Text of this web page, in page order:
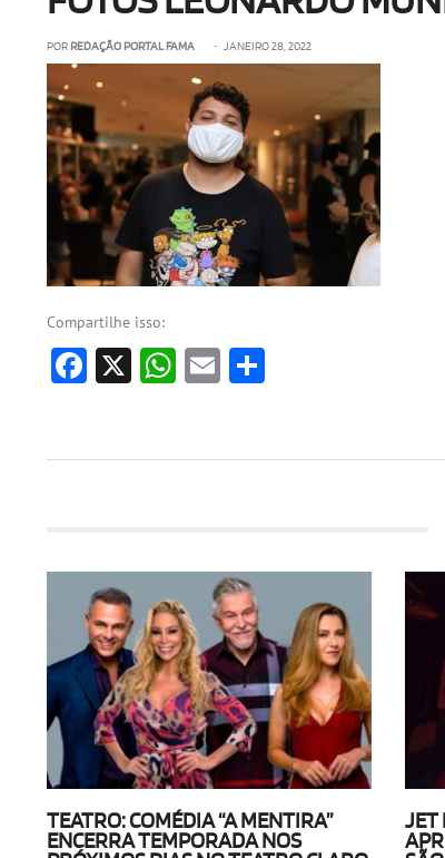
POR REDAÇÃO PORTAL FAMA • JANEIRO 28, 2022
Compartilhe isso:
Facebook
X WhatsApp
Email
TEATRO: COMÉDIA “A MENTIRA”
ENCERRA TEMPORADA NOS
JET